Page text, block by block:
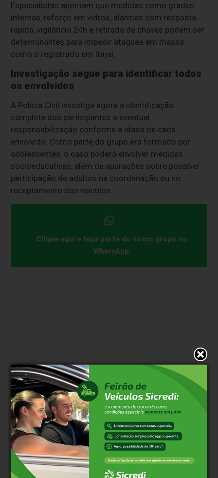
Especialistas apontam que medidas como grades
internas, reforço em vidros, alarmes com resposta
rápida, vigilância 24h e retirada de chaves podem ser
determinantes para impedir ataques em massa
como o registrado em Itajaí.
Investigação segue para identificar todos
os envolvidos
A Polícia Civil investiga agora a identificação
completa dos participantes e eventual
responsabilização conforme a idade de cada
envolvido. Como parte do grupo era formado por
adolescentes, o caso poderá envolver medidas
socioeducativas, além de apurações sobre possível
participação de adultos na coordenação ou no
receptamento dos veículos.
Clique aqui e faça parte do nosso grupo no
WhatsApp
* O conteúdo de cada comentário é de responsabilidade de quem
realizá-lo. Nos reservamos ao direito de reprovar ou eliminar
comentários em desacordo com o propósito do site ou que
contenham palavras ofensivas.